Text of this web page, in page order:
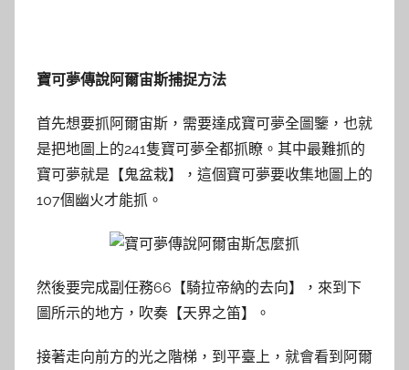
寶可夢傳說阿爾宙斯捕捉方法
首先想要抓阿爾宙斯，需要達成寶可夢全圖鑒，也就
是把地圖上的241隻寶可夢全都抓瞭。其中最難抓的
寶可夢就是【鬼盆栽】，這個寶可夢要收集地圖上的
107個幽火才能抓。
然後要完成副任務66【騎拉帝納的去向】，來到下
圖所示的地方，吹奏【天界之笛】。
接著走向前方的光之階梯，到平臺上，就會看到阿爾